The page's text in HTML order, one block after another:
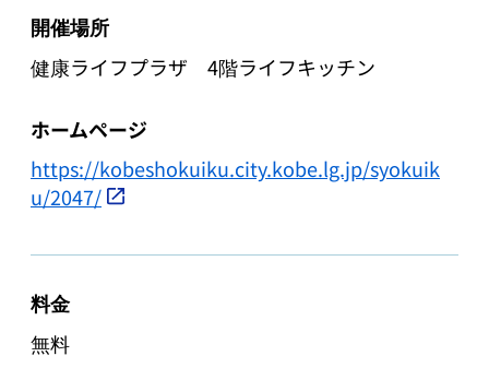
開催場所
健康ライフプラザ 4階ライフキッチン
ホームページ
https://kobeshokuiku.city.kobe.lg.jp/syokuik
u/2047/
料金
無料